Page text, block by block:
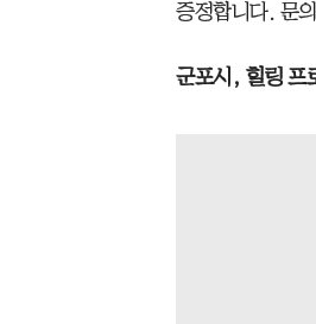
증정합니다. 문
군포시, 힐링 프